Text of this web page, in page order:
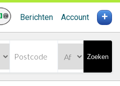
Berichten Account +
Zoeken